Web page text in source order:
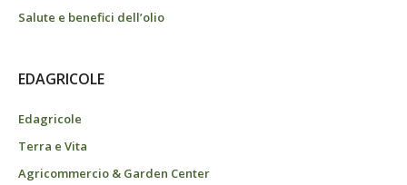
Salute e benefici dell’olio
EDAGRICOLE
Edagricole
Terra e Vita
Agricommercio & Garden Center